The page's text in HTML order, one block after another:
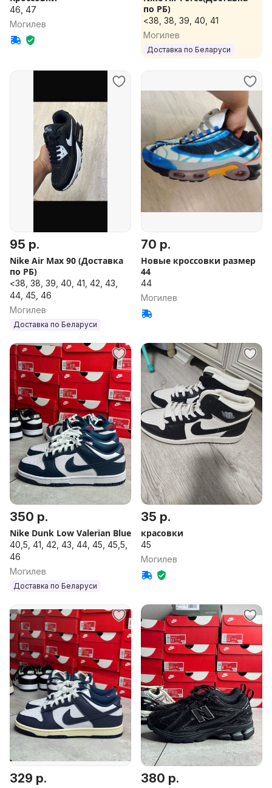
46, 47
Могилев
по РБ)
<38, 38, 39, 40, 41
Могилев
Доставка по Беларуси
95 р.
Nike Air Max 90 (Доставка
по РБ)
<38, 38, 39, 40, 41, 42, 43,
44, 45, 46
Могилев
Доставка по Беларуси
70 р.
Новые кроссовки размер
44
44
Могилев
350 р.
Nike Dunk Low Valerian Blue
40,5, 41, 42, 43, 44, 45, 45,5,
46
Могилев
Доставка по Беларуси
35 р.
красовки
45
Могилев
329 р. 380 р.